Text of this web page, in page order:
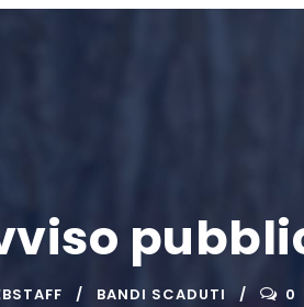
BANDI SCADUTI 0